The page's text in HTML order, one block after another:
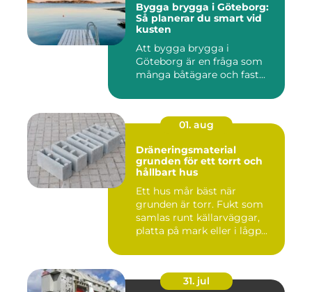
Bygga brygga i Göteborg:
Så planerar du smart vid
kusten
Att bygga brygga i
Göteborg är en fråga som
många båtägare och fast...
01. aug
Dräneringsmaterial
grunden för ett torrt och
hållbart hus
Ett hus mår bäst när
grunden är torr. Fukt som
samlas runt källarväggar,
platta på mark eller i lågp...
31. jul